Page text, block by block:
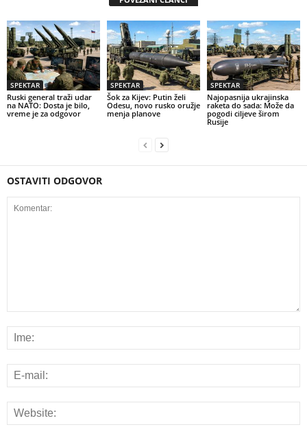
SPEKTAR
Ruski general traži udar
na NATO: Dosta je bilo,
vreme je za odgovor
SPEKTAR
Šok za Kijev: Putin želi
Odesu, novo rusko oružje
menja planove
SPEKTAR
Najopasnija ukrajinska
raketa do sada: Može da
pogodi ciljeve širom
Rusije
OSTAVITI ODGOVOR